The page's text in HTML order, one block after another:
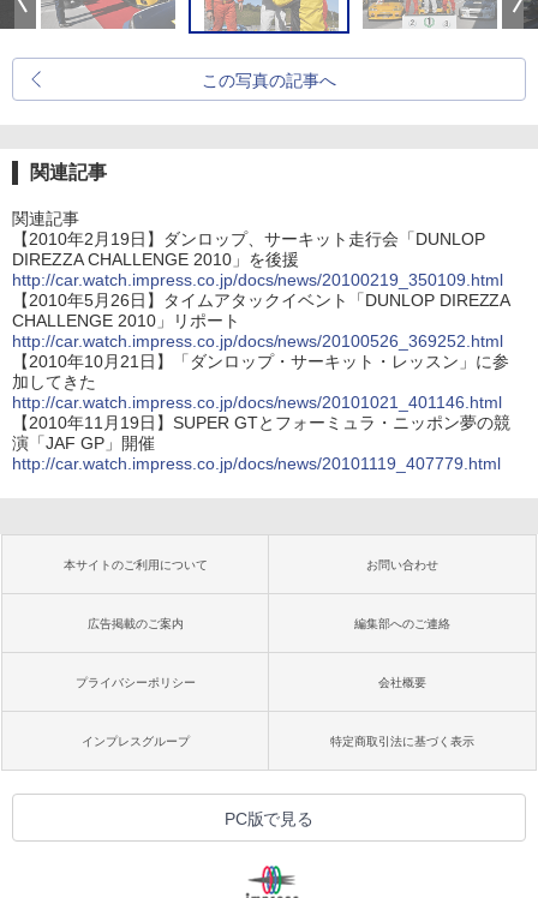
この写真の記事へ
関連記事
関連記事
【2010年2月19日】ダンロップ、サーキット走行会「DUNLOP
DIREZZA CHALLENGE 2010」を後援
http://car.watch.impress.co.jp/docs/news/20100219_350109.html
【2010年5月26日】タイムアタックイベント「DUNLOP DIREZZA
CHALLENGE 2010」リポート
http://car.watch.impress.co.jp/docs/news/20100526_369252.html
【2010年10月21日】「ダンロップ・サーキット・レッスン」に参
加してきた
http://car.watch.impress.co.jp/docs/news/20101021_401146.html
【2010年11月19日】SUPER GTとフォーミュラ・ニッポン夢の競
演「JAF GP」開催
http://car.watch.impress.co.jp/docs/news/20101119_407779.html
本サイトのご利用について お問い合わせ
広告掲載のご案内 編集部へのご連絡
プライバシーポリシー 会社概要
インプレスグループ 特定商取引法に基づく表示
PC版で見る